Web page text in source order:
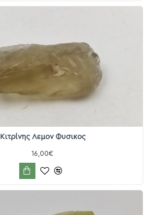
Κιτρίνης Λεμον Φυσικος
16,00€